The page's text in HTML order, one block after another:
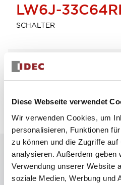
Diese Webseite verwendet
Wir verwenden Cookies, um
personalisieren, Funktionen
zu können und die Zugriffe
analysieren. Außerdem geben
Verwendung unserer Website
soziale Medien, Werbung und
LW6J-
SCHALTER
Menge auswählen
Hauptmerkmale